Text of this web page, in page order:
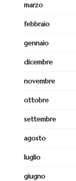
marzo
febbraio
gennaio
dicembre
novembre
ottobre
settembre
agosto
luglio
giugno